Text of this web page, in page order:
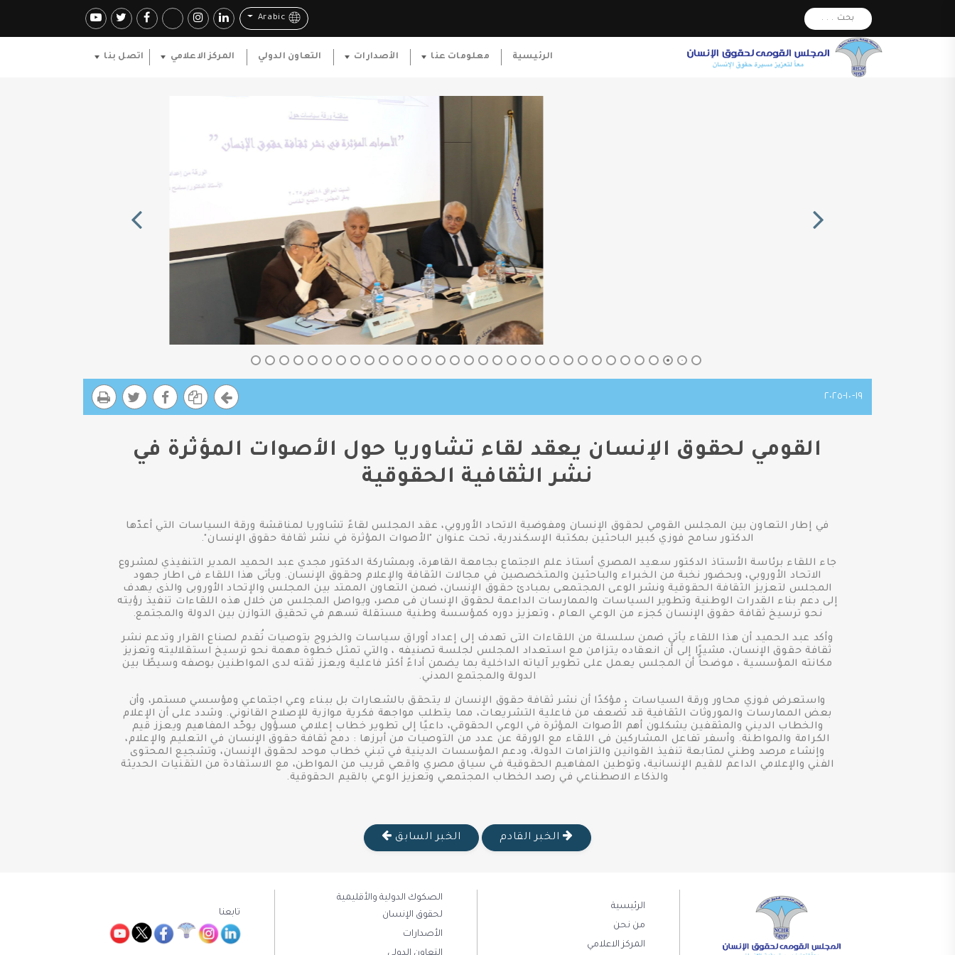
بحث . . . Arabic
الرئيسية معلومات عنا الأصدارات التعاون الدولي المركز الاعلامي اتصل بنا
١٩-١٠-٢٠٢٥
القومي لحقوق الإنسان يعقد لقاء تشاوريا حول الأصوات المؤثرة في
نشر الثقافية الحقوقية
في إطار التعاون بين المجلس القومي لحقوق الإنسان ومفوضية الاتحاد الأوروبي، عقد المجلس لقاءً تشاوريا لمناقشة ورقة السياسات التي أعدّها
الدكتور سامح فوزي كبير الباحثين بمكتبة الإسكندرية، تحت عنوان "الأصوات المؤثرة في نشر ثقافة حقوق الإنسان".
جاء اللقاء برئاسة الأستاذ الدكتور سعيد المصري أستاذ علم الاجتماع بجامعة القاهرة، وبمشاركة الدكتور مجدي عبد الحميد المدير التنفيذي لمشروع
الاتحاد الأوروبي، وبحضور نخبة من الخبراء والباحثين والمتخصصين في مجالات الثقافة والإعلام وحقوق الإنسان. ويأتى هذا اللقاء فى اطار جهود
المجلس لتعزيز الثقافة الحقوقية ونشر الوعى المجتمعى بمبادئ حقوق الإنسان، ضمن التعاون الممتد بين المجلس والإتحاد الأوروبى والذى يهدف
إلى دعم بناء القدرات الوطنية وتطوير السياسات والممارسات الداعمة لحقوق الإنسان فى مصر، ويواصل المجلس من خلال هذه اللقاءات تنفيذ رؤيته
نحو ترسيخ ثقافة حقوق الإنسان كجزء من الوعي العام ، وتعزيز دوره كمؤسسة وطنية مستقلة تسهم في تحقيق التوازن بين الدولة والمجتمع.
وأكد عبد الحميد أن هذا اللقاء يأتي ضمن سلسلة من اللقاءات التى تهدف إلى إعداد أوراق سياسات والخروج بتوصيات تُقدم لصناع القرار وتدعم نشر
ثقافة حقوق الإنسان، مشيرًا إلى أن انعقاده يتزامن مع استعداد المجلس لجلسة تصنيفه ، والتي تمثل خطوة مهمة نحو ترسيخ استقلاليته وتعزيز
مكانته المؤسسية ، موضحاً أن المجلس يعمل على تطوير آلياته الداخلية بما يضمن أداءً أكثر فاعلية ويعزز ثقته لدى المواطنين بوصفه وسيطًا بين
الدولة والمجتمع المدني.
واستعرض فوزي محاور ورقة السياسات ، مؤكدًا أن نشر ثقافة حقوق الإنسان لا يتحقق بالشعارات بل ببناء وعي اجتماعي ومؤسسي مستمر، وأن
بعض الممارسات والموروثات الثقافية قد تُضعف من فاعلية التشريعات، مما يتطلب مواجهة فكرية موازية للإصلاح القانوني. وشدد على أن الإعلام
والخطاب الديني والمثقفين يشكلون أهم الأصوات المؤثرة في الوعي الحقوقي، داعيًا إلى تطوير خطاب إعلامي مسؤول يوحّد المفاهيم ويعزز قيم
الكرامة والمواطنة. وأسفر تفاعل المشاركين فى اللقاء مع الورقة عن عدد من التوصيات من أبرزها : دمج ثقافة حقوق الإنسان في التعليم والإعلام،
وإنشاء مرصد وطني لمتابعة تنفيذ القوانين والتزامات الدولة، ودعم المؤسسات الدينية في تبني خطاب موحد لحقوق الإنسان، وتشجيع المحتوى
الفني والإعلامي الداعم للقيم الإنسانية، وتوطين المفاهيم الحقوقية في سياق مصري واقعي قريب من المواطن، مع الاستفادة من التقنيات الحديثة
والذكاء الاصطناعي في رصد الخطاب المجتمعي وتعزيز الوعي بالقيم الحقوقية.
الخبر القادم الخبر السابق
الرئيسية
من نحن
المركز الاعلامي
الصكوك الدولية والأقليمية
لحقوق الإنسان
الأصدارات
تابعنا